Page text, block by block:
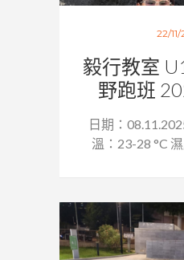
22/
毅行教室
野跑班
日期：
溫：23-28 °C